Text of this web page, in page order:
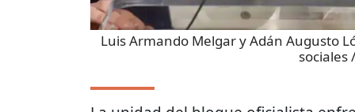
Luis Armando Melgar y Adán Augusto
sociales